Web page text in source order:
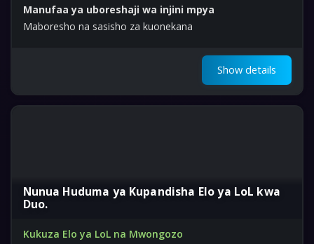
Manufaa ya uboreshaji wa injini mpya
Maboresho na sasisho za kuonekana
Show details
Nunua Huduma ya Kupandisha Elo ya LoL kwa
Duo.
Kukuza Elo ya LoL na Mwongozo